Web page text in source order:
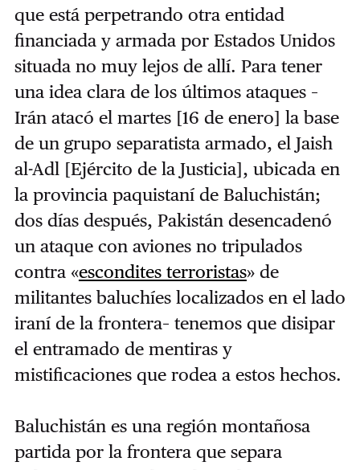
que está perpetrando otra entidad
financiada y armada por Estados Unidos
situada no muy lejos de allí. Para tener
una idea clara de los últimos ataques –
Irán atacó el martes [16 de enero] la base
de un grupo separatista armado, el Jaish
al-Adl [Ejército de la Justicia], ubicada en
la provincia paquistaní de Baluchistán;
dos días después, Pakistán desencadenó
un ataque con aviones no tripulados
contra «escondites terroristas» de
militantes baluchíes localizados en el lado
iraní de la frontera– tenemos que disipar
el entramado de mentiras y
mistificaciones que rodea a estos hechos.
Baluchistán es una región montañosa
partida por la frontera que separa